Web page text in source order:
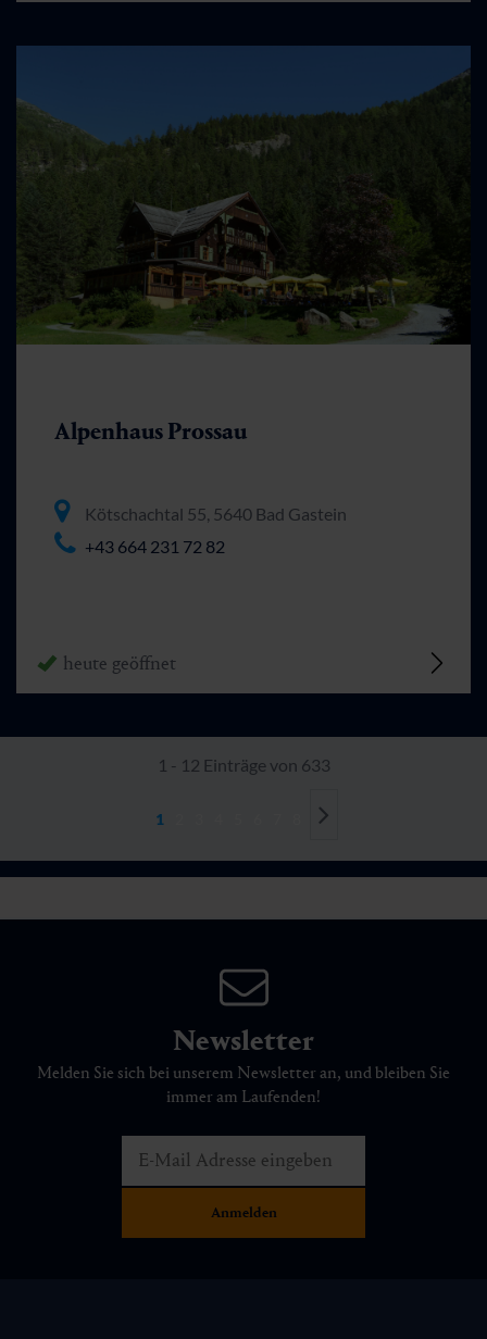
Alpenhaus Prossau
Kötschachtal 55, 5640 Bad Gastein
+43 664 231 72 82
heute geöffnet
1 - 12 Einträge von 633
1
Newsletter
Melden Sie sich bei unserem Newsletter an, und bleiben Sie
immer am Laufenden!